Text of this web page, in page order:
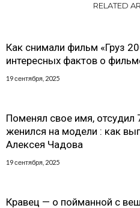
RELATED
Как снимали фильм «Груз
интересных фактов о
19 сентября, 2025
Поменял свое имя, отсудил
женился на модели : как
Алексея Чадова
19 сентября, 2025
Кравец — о пойманной с